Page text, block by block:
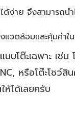
ง่าย จึงสามารถนำ
วดล้อมและคุ้มค่าใน
โต๊ะเฉพาะ เช่น
หรือโต๊ะโชว์สิ
ห้ได้เลยครับ